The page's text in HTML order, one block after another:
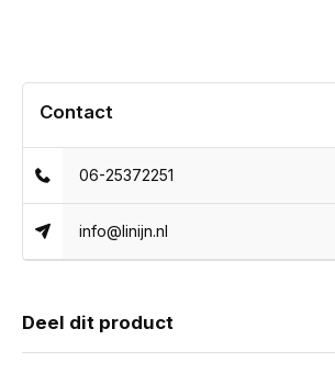
Contact
06-25372251
info@linijn.nl
Deel dit product